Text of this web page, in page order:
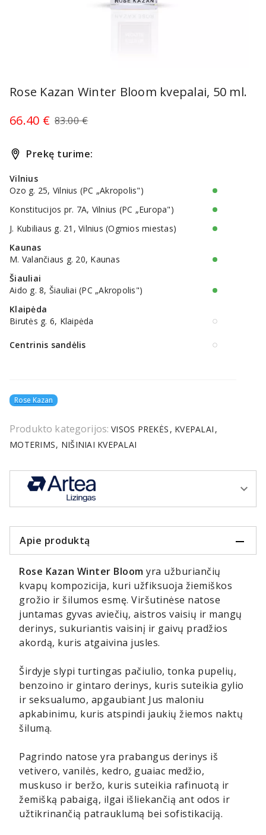
Rose Kazan Winter Bloom kvepalai, 50 ml.
66.40 € 83.00 €
Prekę turime:
Vilnius
Ozo g. 25, Vilnius (PC „Akropolis")
Konstitucijos pr. 7A, Vilnius (PC „Europa")
J. Kubiliaus g. 21, Vilnius (Ogmios miestas)
Kaunas
M. Valančiaus g. 20, Kaunas
Šiauliai
Aido g. 8, Šiauliai (PC „Akropolis")
Klaipėda
Birutės g. 6, Klaipėda
Centrinis sandėlis
Rose Kazan
Produkto kategorijos: VISOS PREKĖS KVEPALAI
MOTERIMS NIŠINIAI KVEPALAI
Apie produktą
Rose Kazan Winter Bloom yra užburiančių
kvapų kompozicija, kuri užfiksuoja žiemiškos
grožio ir šilumos esmę. Viršutinėse natose
juntamas gyvas aviečių, aistros vaisių ir mangų
derinys, sukuriantis vaisinį ir gaivų pradžios
akordą, kuris atgaivina jusles.
Širdyje slypi turtingas pačiulio, tonka pupelių,
benzoino ir gintaro derinys, kuris suteikia gylio
ir seksualumo, apgaubiant Jus maloniu
apkabinimu, kuris atspindi jaukių žiemos naktų
šilumą.
Pagrindo natose yra prabangus derinys iš
vetivero, vanilės, kedro, guaiac medžio,
muskuso ir beržo, kuris suteikia rafinuotą ir
žemišką pabaigą, ilgai išliekančią ant odos ir
užtikrinančią patrauklumą bei sofistikaciją.